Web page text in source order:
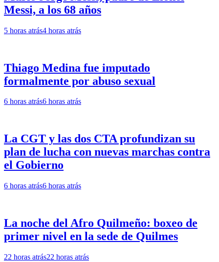
Messi, a los 68 años
5 horas atrás4 horas atrás
Thiago Medina fue imputado
formalmente por abuso sexual
6 horas atrás6 horas atrás
La CGT y las dos CTA profundizan su
plan de lucha con nuevas marchas contra
el Gobierno
6 horas atrás6 horas atrás
La noche del Afro Quilmeño: boxeo de
primer nivel en la sede de Quilmes
22 horas atrás22 horas atrás